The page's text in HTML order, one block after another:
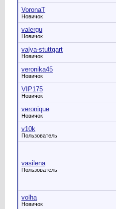
VoronaT
Новичок
valergu
Новичок
valya-stuttgart
Новичок
veronika45
Новичок
VIP175
Новичок
veronique
Новичок
v10k
Пользователь
vasilena
Пользователь
volha
Новичок